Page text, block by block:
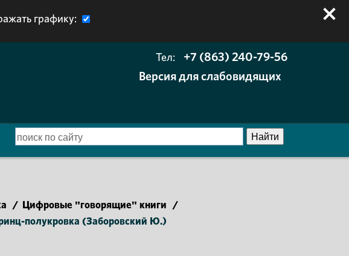
графику:
Тел:
+7 (863) 240-79-56
Версия для слабовидящих
/ Цифровые "говорящие" книги
/
полукровка (Заборовский Ю.)